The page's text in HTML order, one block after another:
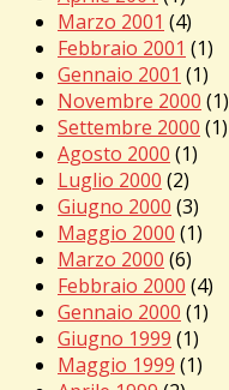
Marzo 2001 (4)
Febbraio 2001 (1)
Gennaio 2001 (1)
Novembre 2000 (1)
Settembre 2000 (1)
Agosto 2000 (1)
Luglio 2000 (2)
Giugno 2000 (3)
Maggio 2000 (1)
Marzo 2000 (6)
Febbraio 2000 (4)
Gennaio 2000 (1)
Giugno 1999 (1)
Maggio 1999 (1)